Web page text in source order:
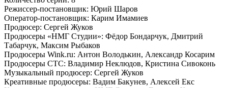
Режиссер-постановщик: Юрий Шаров
Оператор-постановщик: Карим Имамиев
Продюсер: Сергей Жуков
Продюсеры «НМГ Студии»: Фёдор Бондарчук, Дмитрий
Табарчук, Максим Рыбаков
Продюсеры Wink.ru: Антон Володькин, Александр Косарим
Продюсеры СТС: Владимир Неклюдов, Кристина Сивоконь
Музыкальный продюсер: Сергей Жуков
Креативные продюсеры: Вадим Бакунев, Алексей Екс